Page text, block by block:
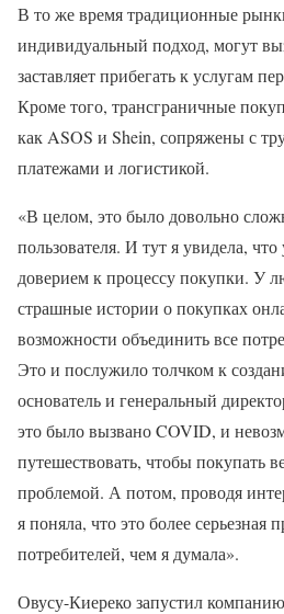
В то же время традиционные
индивидуальный подход, могут
заставляет прибегать к услугам
Кроме того, трансграничные
как ASOS и Shein, сопряжены с
платежами и логистикой.
«В целом, это было довольно
пользователя. И тут я увидела,
доверием к процессу покупки. У
страшные истории о покупках
возможности объединить все
Это и послужило толчком к
основатель и генеральный
это было вызвано COVID, и
путешествовать, чтобы покупать
проблемой. А потом, проводя
я поняла, что это более серьезная
потребителей, чем я думала».
Овусу-Киереко запустил